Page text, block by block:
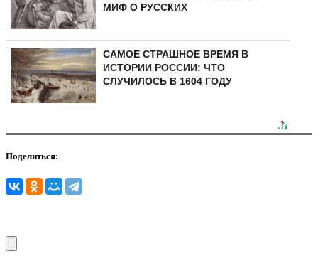
МИФ О РУССКИХ
САМОЕ СТРАШНОЕ ВРЕМЯ В
ИСТОРИИ РОССИИ: ЧТО
СЛУЧИЛОСЬ В 1604 ГОДУ
Поделиться: